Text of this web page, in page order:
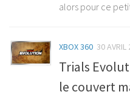
alors pour ce
XBOX 360 30 AVRIL
Trials
le couvert